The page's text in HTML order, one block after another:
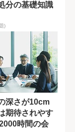
分の基礎知識
)
深さが10cm
期待されやす
時間の会